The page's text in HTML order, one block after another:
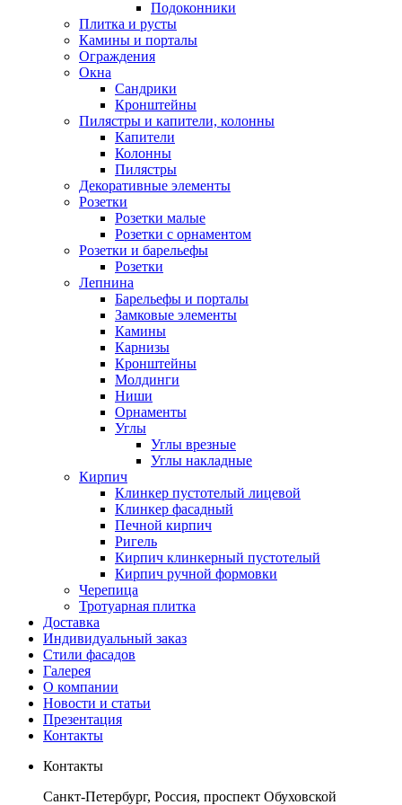
Подоконники
Плитка и русты
Камины и порталы
Ограждения
Окна
Сандрики
Кронштейны
Пилястры и капители, колонны
Капители
Колонны
Пилястры
Декоративные элементы
Розетки
Розетки малые
Розетки с орнаментом
Розетки и барельефы
Розетки
Лепнина
Барельефы и порталы
Замковые элементы
Камины
Карнизы
Кронштейны
Молдинги
Ниши
Орнаменты
Углы
Углы врезные
Углы накладные
Кирпич
Клинкер пустотелый лицевой
Клинкер фасадный
Печной кирпич
Ригель
Кирпич клинкерный пустотелый
Кирпич ручной формовки
Черепица
Тротуарная плитка
Доставка
Индивидуальный заказ
Стили фасадов
Галерея
О компании
Новости и статьи
Презентация
Контакты
Контакты
Санкт-Петербург, Россия, проспект Обуховской